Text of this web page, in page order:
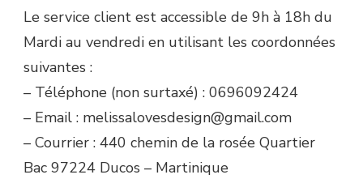
Le service client est accessible de 9h à 18h du
Mardi au vendredi en utilisant les coordonnées
suivantes :
– Téléphone (non surtaxé) : 0696092424
– Email : melissalovesdesign@gmail.com
– Courrier : 440 chemin de la rosée Quartier
Bac 97224 Ducos – Martinique